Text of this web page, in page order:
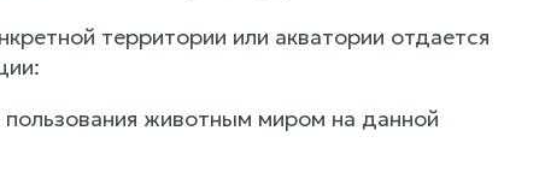
территории или акватории отдается
животным миром на данной